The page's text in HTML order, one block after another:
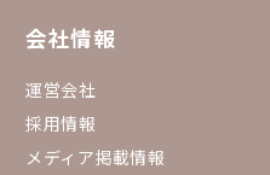
会社情報
運営会社
採用情報
メディア掲載情報